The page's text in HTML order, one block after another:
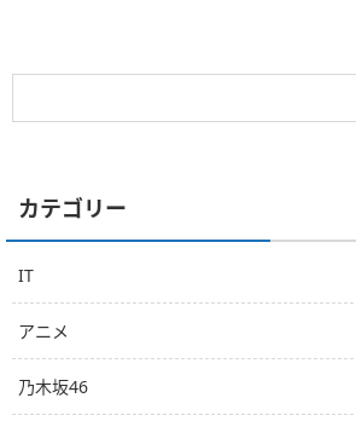
カテゴリー
IT
アニメ
乃木坂46